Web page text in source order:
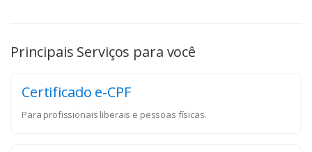
Principais Serviços para você
Certificado e-CPF
Para profissionais liberais e pessoas físicas.